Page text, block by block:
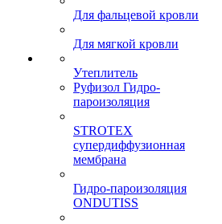
Для фальцевой кровли
Для мягкой кровли
Утеплитель
Руфизол Гидро-
пароизоляция
STROTEX
супердиффузионная
мембрана
Гидро-пароизоляция
ONDUTISS